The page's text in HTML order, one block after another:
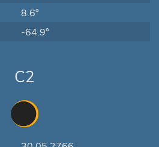
8.6°
-64.9°
C2